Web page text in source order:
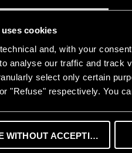
cookies
and, with your
analyse our traffic and track
select only certain
"Refuse" respectively. You
WITHOUT ACCEPTING
Quanto